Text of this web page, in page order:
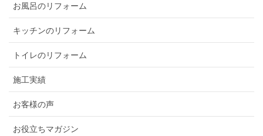
お風呂のリフォーム
キッチンのリフォーム
トイレのリフォーム
施工実績
お客様の声
お役立ちマガジン